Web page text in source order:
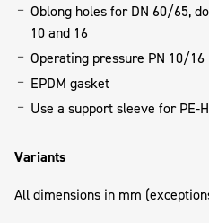
Oblong holes for DN 60/65,
10 and 16
Operating pressure PN 10/16
EPDM gasket
Use a support sleeve for PE-
Variants
All dimensions in mm